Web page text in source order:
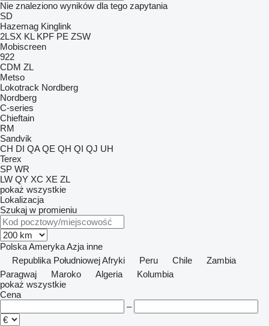
Nie znaleziono wyników dla tego zapytania
SD
Hazemag Kinglink
2LSX KL KPF PE ZSW
Mobiscreen
922
CDM ZL
Metso
Lokotrack Nordberg
Nordberg
C-series
Chieftain
RM
Sandvik
CH DI QA QE QH QI QJ UH
Terex
SP WR
LW QY XC XE ZL
pokaż wszystkie
Lokalizacja
Szukaj w promieniu
PolskaAmerykaAzja inne
Republika Południowej Afryki
Peru Chile
Zambia
Paragwaj
Maroko Algeria
Kolumbia
pokaż wszystkie
Cena
–